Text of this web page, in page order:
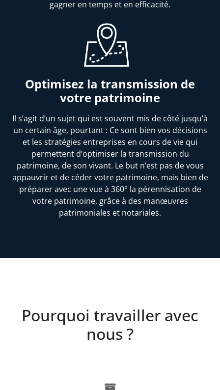
gagner en temps et en efficacité.
Optimisez la transmission de
votre patrimoine
Il s’agit d’un sujet qui est souvent mis de côté jusqu’à
un certain âge, pourtant : Ce sont bien vos décisions
et les stratégies entreprises en cours de vie qui
permettent d’optimiser la transmission du
patrimoine, de son vivant. Le but n’est pas de vous
appauvrir et de céder votre patrimoine, mais bien de
préparer avec une vue à 360° la pérennisation de
votre patrimoine, grâce à des manœuvres
patrimoniales et notariales.
Pourquoi travailler avec
nous ?